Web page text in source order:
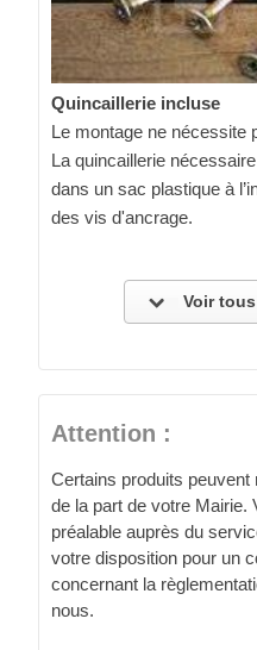
Quincaillerie incluse
Le montage ne
La quincaillerie
dans un sac plastique à
des vis d'ancrage.
Voir
Attention :
Certains produits
de la part de votre Mairie.
préalable auprès du
votre disposition pour un
concernant la
nous.